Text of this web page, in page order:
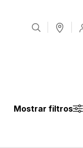
Mostrar filtros